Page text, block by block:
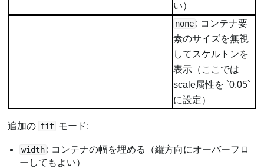
い）
none : コンテナ要
素のサイズを無視
してスケルトンを
表示（ここでは
scale属性を `0.05`
に設定）
追加の fit モード:
width : コンテナの幅を埋める（縦方向にオーバーフロ
ーしてもよい）